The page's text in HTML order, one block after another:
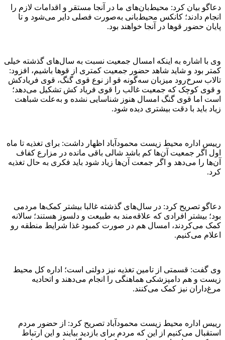
دعاگو بیان کرد: محیط‌بان‌های ما در آنجا مستقر و اقدامات لازم را
انجام دادند؛ کانکس محیط‌بانی به‌صورت فصلی دایر می‌شود و تا
پایان حضور قوها در آنجا خواهند بود.
وی با اشاره به اینکه امسال جمعیت نسبت به سال‌های گذشته خیلی
کمتر بود و شاید شاهد حضور جمعیت کمتری از قوها باشیم، افزود:
تالاب سرخ‌رود میزبان سه‌گونه قو از نوع قوی گنگ، قوی فریادکش
و قوی کوچک که جمعیت غالب را قوی فریاد کش تشکیل می‌دهد؛
است اما قوی گنگ امسال هنوز شناسایی نشده و به‌علت شباهت
زیاد باید با دقت بیشتری دیده شود.
رییس اداره محیط زیست محمودآباد اظهار داشت: برای تغذیه تا ماه
اول اگر جمعیت آن‌ها کم باشد شالی باقی مانده در مزارع کفاف
آن‌ها را می‌دهد و اگر جمعت آن‌ها زیاد شود باید فکری به حال تغذیه
کرد.
دعاگو تصریح کرد: در سال‌های گذشته غالبا بیشتر کمک‌ها مردمی
بود؛ بیشتر افرادی که علاقه‌مند به طبیعت و دلسوز هستند؛ سالانه
کمک می‌کردند، امسال هم در صورت کمبود غذا شرایط منطقه رو
اعلام می‌کنیم.
وی گفت: قسمتی از تامین تغذیه نیز دولتی است؛ اداره کل محیط
زیست و هم دامپزشکی هماهنگی را انجام می‌دهند و اتحادیه
مرغ‌داران نیز کمک می‌کنند.
رییس اداره محیط زیست محمودآباد تصریح کرد: از حضور مردم
استقبال می‌کنیم از این که مردم برای بازدید بیایند و این ارتباط